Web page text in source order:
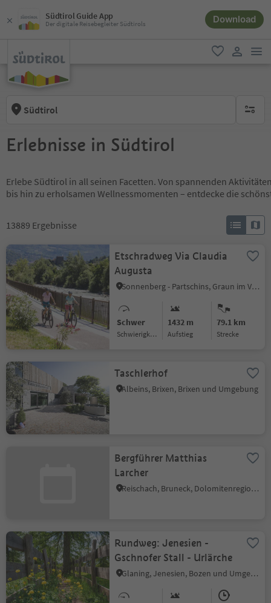
Südtirol Guide App
Der digitale Reisebegleiter Südtirols Download
favorit
Südtirol keine
Erlebnisse in Südtirol
Erlebe Südtirol in all seinen Facetten. Von spannenden
bis hin zu erholsamen Wellnessmomenten – entdecke die
13889 Ergebnisse
Etschradweg Via Claudia
Augusta
Sonnenberg - Partschins, Graun im Vinschgau, Vinschgau
Schwer
Schwierigkeitsgrad
1432 m
Aufstieg
79.1 km
Strecke
Taschlerhof
Albeins, Brixen, Brixen und Umgebung
Bergführer Matthias
Larcher
Reischach, Bruneck, Dolomitenregion Kronplatz
Rundweg: Jenesien -
Gschnofer Stall - Urlärche
Glaning, Jenesien, Bozen und Umgebung